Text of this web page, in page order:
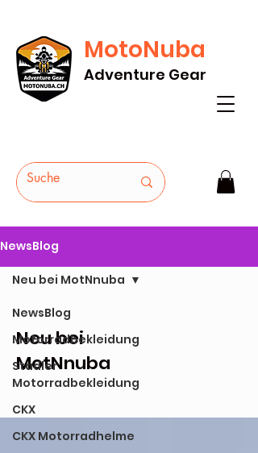
GRATIS VERSAND AB Fr. 200* - HEUTE
BESTELLEN
MotoNuba
Adventure Gear
NewsBlog
NewsBlog
Motorradbekleidung
Stadler
Motorradbekleidung
CKX
CKX Motorradhelme
Neu bei MotNnuba
Neu bei
MotNnuba